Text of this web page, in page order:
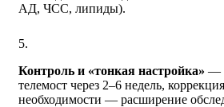
АД, ЧСС, липиды).
Контроль и «тонкая настройка» —
телемост через 2–6 недель,
необходимости — расширение